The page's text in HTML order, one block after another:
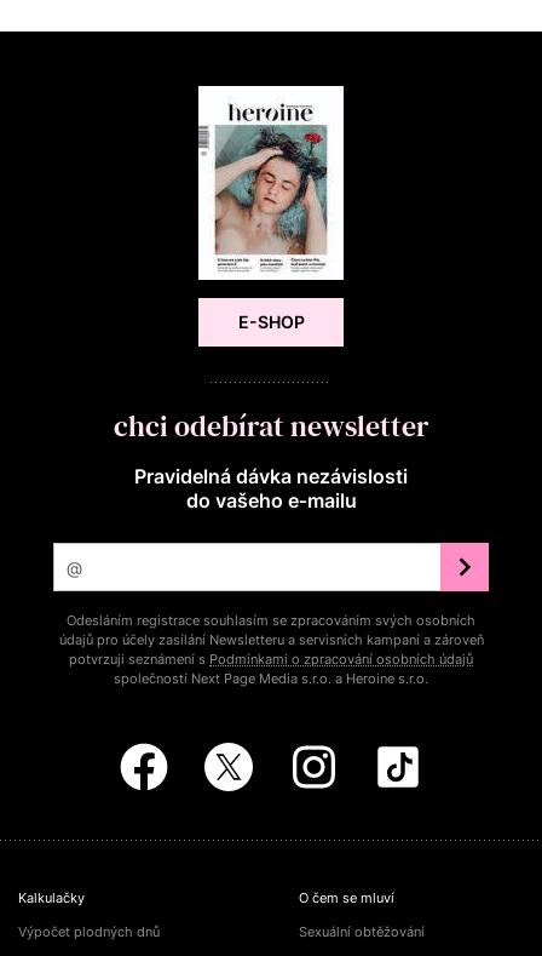
E-SHOP
chci odebírat newsletter
Pravidelná dávka nezávislosti
do vašeho e‑mailu
Odesláním registrace souhlasím se zpracováním svých osobních
údajů pro účely zasílání Newsletteru a servisních kampaní a zároveň
potvrzuji seznámení s Podmínkami o zpracování osobních údajů
společností Next Page Media s.r.o. a Heroine s.r.o.
Kalkulačky
Výpočet plodných dnů
O čem se mluví
Sexuální obtěžování